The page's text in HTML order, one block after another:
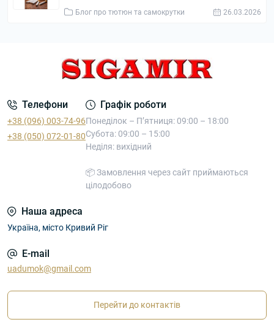
Блог про тютюн та самокрутки 26.03.2026
Телефони
+38 (096) 003-74-96
+38 (050) 072-01-80
Графік роботи
Понеділок – П’ятниця: 09:00 – 18:00
Субота: 09:00 – 15:00
Неділя: вихідний
📦 Замовлення через сайт приймаються
цілодобово
Наша адреса
Україна, місто Кривий Ріг
E-mail
uadumok@gmail.com
Перейти до контактів